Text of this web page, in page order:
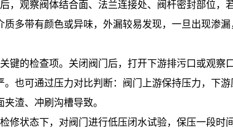
，观察阀体结合面、法兰连接处、阀杆密封部位，
多带有颜色或异味，外漏较易发现，一旦出现渗
键的检查项。关闭阀门后，打开下游排污口或观察
。也可通过压力对比判断：阀门上游保持压力，下
渣、冲刷沟槽导致。
修状态下，对阀门进行低压闭水试验，保压一段时